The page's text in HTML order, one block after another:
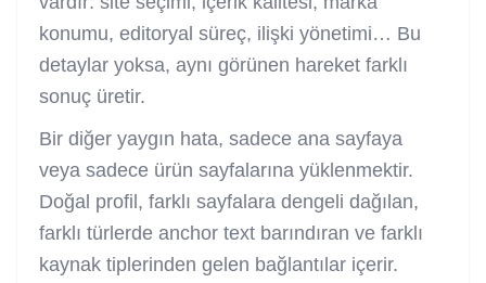
konumu, editoryal süreç, ilişki yönetimi… Bu
detaylar yoksa, aynı görünen hareket farklı
sonuç üretir.
Bir diğer yaygın hata, sadece ana sayfaya
veya sadece ürün sayfalarına yüklenmektir.
Doğal profil, farklı sayfalara dengeli dağılan,
farklı türlerde anchor text barındıran ve farklı
kaynak tiplerinden gelen bağlantılar içerir.